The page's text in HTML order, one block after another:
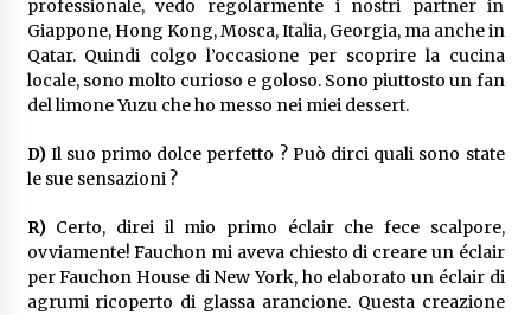
professionale, vedo regolarmente i nostri partner in
Giappone, Hong Kong, Mosca, Italia, Georgia, ma anche in
Qatar. Quindi colgo l’occasione per scoprire la cucina
locale, sono molto curioso e goloso. Sono piuttosto un fan
del limone Yuzu che ho messo nei miei dessert.
D)Il suo primo dolce perfetto ? Può dirci quali sono state
le sue sensazioni ?
R)Certo, direi il mio primo éclair che fece scalpore,
ovviamente! Fauchon mi aveva chiesto di creare un éclair
per Fauchon House di New York, ho elaborato un éclair di
agrumi ricoperto di glassa arancione. Questa creazione